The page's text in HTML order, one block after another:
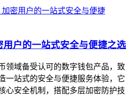
户的一站式安全与便捷之选
领域备受认可的数字钱包产品，致
一站式的安全与便捷服务体验，它
心安全机制，搭配多层加密防护技